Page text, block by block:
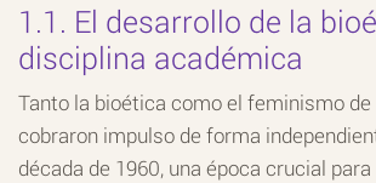
1.1. El desarrollo de la
disciplina académica
Tanto la bioética como el feminismo de
cobraron impulso de forma
década de 1960, una época crucial para